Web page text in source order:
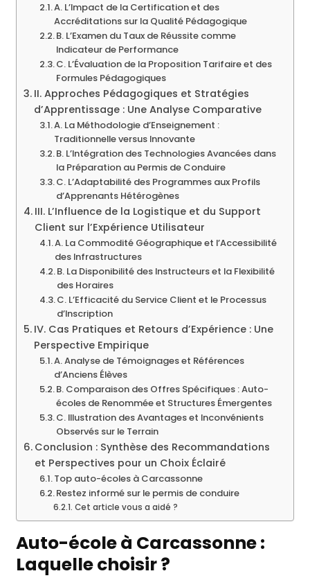
A. L’Impact de la Certification et des
Accréditations sur la Qualité Pédagogique
B. L’Examen du Taux de Réussite comme
Indicateur de Performance
C. L’Évaluation de la Proposition Tarifaire et des
Formules Pédagogiques
II. Approches Pédagogiques et Stratégies
d’Apprentissage : Une Analyse Comparative
A. La Méthodologie d’Enseignement :
Traditionnelle versus Innovante
B. L’Intégration des Technologies Avancées dans
la Préparation au Permis de Conduire
C. L’Adaptabilité des Programmes aux Profils
d’Apprenants Hétérogènes
III. L’Influence de la Logistique et du Support
Client sur l’Expérience Utilisateur
A. La Commodité Géographique et l’Accessibilité
des Infrastructures
B. La Disponibilité des Instructeurs et la Flexibilité
des Horaires
C. L’Efficacité du Service Client et le Processus
d’Inscription
IV. Cas Pratiques et Retours d’Expérience : Une
Perspective Empirique
A. Analyse de Témoignages et Références
d’Anciens Élèves
B. Comparaison des Offres Spécifiques : Auto-
écoles de Renommée et Structures Émergentes
C. Illustration des Avantages et Inconvénients
Observés sur le Terrain
Conclusion : Synthèse des Recommandations
et Perspectives pour un Choix Éclairé
Top auto-écoles à Carcassonne
Restez informé sur le permis de conduire
Cet article vous a aidé ?
Auto-école à Carcassonne :
Laquelle choisir ?